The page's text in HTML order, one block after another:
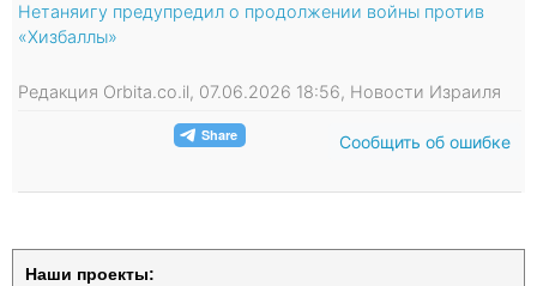
Нетаняигу предупредил о продолжении войны против
«Хизбаллы»
Редакция Orbita.co.il, 07.06.2026 18:56, Новости Израиля
Сообщить об ошибке
Наши проекты: